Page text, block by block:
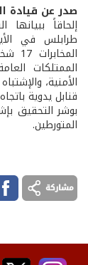
صدر عن قيادة
إلحاقاً
طرابلس في
الممتلكات
الأمنية،
قنابل يدوية
بوشر التحقيق
المتورطين.